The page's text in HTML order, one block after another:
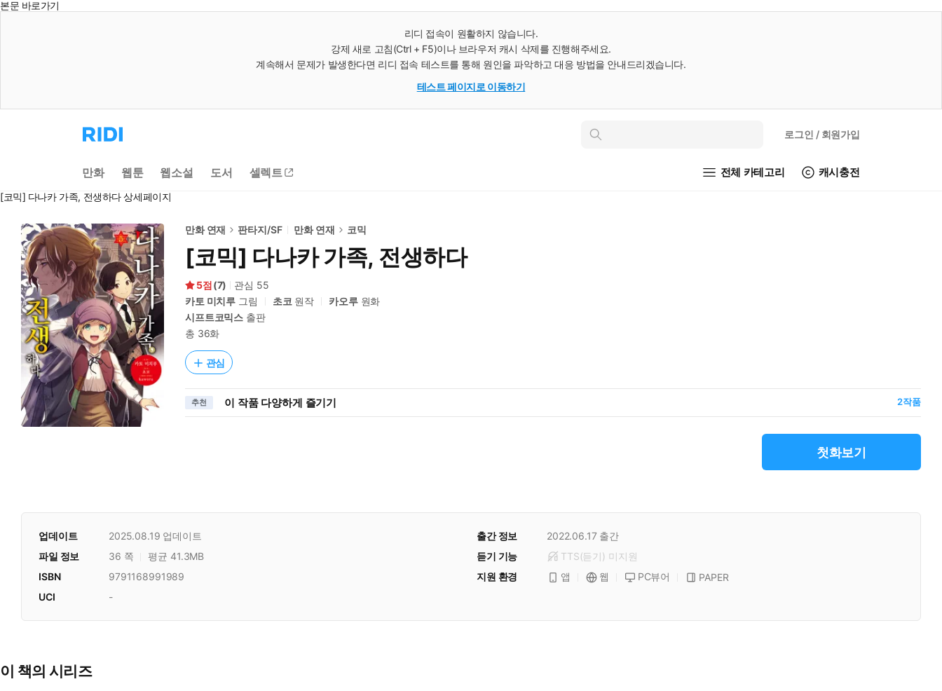
본문 바로가기
리디 접속이 원활하지 않습니다.
강제 새로 고침(Ctrl + F5)이나 브라우저 캐시 삭제를 진행해주세요.
계속해서 문제가 발생한다면 리디 접속 테스트를 통해 원인을 파악하고 대응 방법을 안내드리겠습니다.
테스트 페이지로 이동하기
리
디
으
로
동
인
로그인 / 회원가입
만화 웹툰 웹소설 도서 셀렉트 전체 카테고리 캐시충전
[코믹] 다나카 가족, 전생하다 상세페이지
만화 연재 판타지/SF 만화 연재 코믹
[코믹] 다나카 가족, 전생하다
5 (7) 관심 55
카토 미치루 그림 초코 원작 카오루원화
시프트코믹스 출판
총 36화
관심
추천 이 작품 다양하게 즐기기 2작품
첫화보기
업데이트 2025.08.19 업데이트 출간 정보 2022.06.17 출간
듣기 기능
TTS(듣기) 미지원
파일 정보 36 쪽
평균 41.3MB
지원 환경
앱 웹 PC뷰어 PAPER
ISBN
9791168991989
UCI
-
이 책의 시리즈